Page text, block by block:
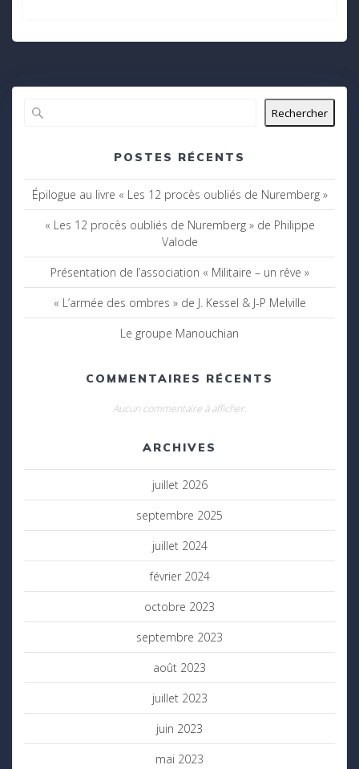
Rechercher
POSTES RÉCENTS
Épilogue au livre « Les 12 procès oubliés de Nuremberg »
« Les 12 procès oubliés de Nuremberg » de Philippe
Valode
Présentation de l’association « Militaire – un rêve »
« L’armée des ombres » de J. Kessel & J-P Melville
Le groupe Manouchian
COMMENTAIRES RÉCENTS
Aucun commentaire à afficher.
ARCHIVES
juillet 2026
septembre 2025
juillet 2024
février 2024
octobre 2023
septembre 2023
août 2023
juillet 2023
juin 2023
mai 2023